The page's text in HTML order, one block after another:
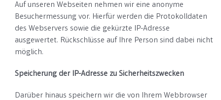
Auf unseren Webseiten nehmen wir eine anonyme
Besuchermessung vor. Hierfür werden die Protokolldaten
des Webservers sowie die gekürzte IP-Adresse
ausgewertet. Rückschlüsse auf Ihre Person sind dabei nicht
möglich.
Speicherung der IP-Adresse zu Sicherheitszwecken
Darüber hinaus speichern wir die von Ihrem Webbrowser